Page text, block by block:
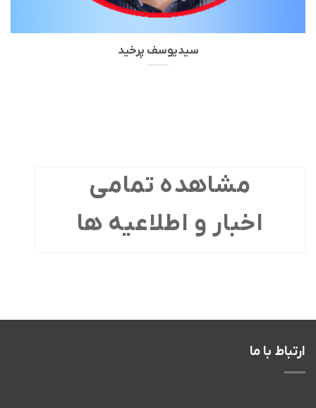
سیدیوسف پرخید
مشاهده تمامی
اخبار و اطلاعیه ها
ارتباط با ما